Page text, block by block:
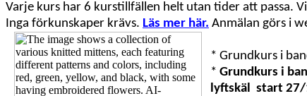
Varje kurs har 6 kurstillfällen helt utan tider att passa.
Inga förkunskaper krävs. Läs mer här. Anmälan görs i
* Grundkurs i
* Grundkurs i
lyftskäl start 27/